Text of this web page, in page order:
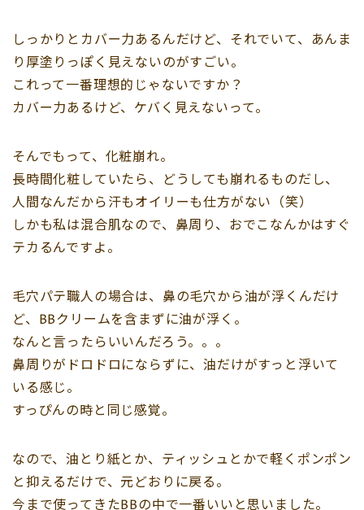
しっかりとカバー力あるんだけど、それでいて、あんま
り厚塗りっぽく見えないのがすごい。
これって一番理想的じゃないですか？
カバー力あるけど、ケバく見えないって。
そんでもって、化粧崩れ。
長時間化粧していたら、どうしても崩れるものだし、
人間なんだから汗もオイリーも仕方がない（笑）
しかも私は混合肌なので、鼻周り、おでこなんかはすぐ
テカるんですよ。
毛穴パテ職人の場合は、鼻の毛穴から油が浮くんだけ
ど、BBクリームを含まずに油が浮く。
なんと言ったらいいんだろう。。。
鼻周りがドロドロにならずに、油だけがすっと浮いて
いる感じ。
すっぴんの時と同じ感覚。
なので、油とり紙とか、ティッシュとかで軽くポンポン
と抑えるだけで、元どおりに戻る。
今まで使ってきたBBの中で一番いいと思いました。